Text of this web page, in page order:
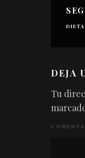
DEJA
Tu